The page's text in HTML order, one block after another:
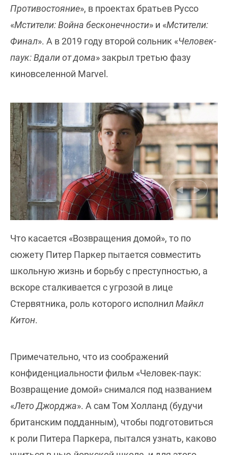
Противостояние», в проектах братьев Руссо
«Мстители: Война бесконечности» и «Мстители:
Финал». А в 2019 году второй сольник «Человек-
паук: Вдали от дома» закрыл третью фазу
киновселенной Marvel.
Что касается «Возвращения домой», то по
сюжету Питер Паркер пытается совместить
школьную жизнь и борьбу с преступностью, а
вскоре сталкивается с угрозой в лице
Стервятника, роль которого исполнил Майкл
Китон.
Примечательно, что из соображений
конфиденциальности фильм «Человек-паук:
Возвращение домой» снимался под названием
«Лето Джорджа». А сам Том Холланд (будучи
британским подданным), чтобы подготовиться
к роли Питера Паркера, пытался узнать, каково